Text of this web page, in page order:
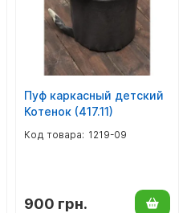
Пуф каркасный детский
Котенок (417.11)
1219-09
900 грн.